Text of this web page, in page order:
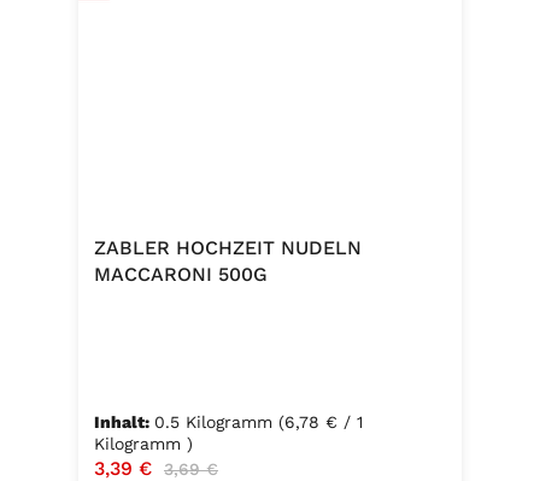
ZABLER HOCHZEIT NUDELN
MACCARONI 500G
Inhalt: 0.5 Kilogramm (6,78 € / 1
Kilogramm )
Verkaufspreis:
3,39 € Regulärer Preis:
3,69 €